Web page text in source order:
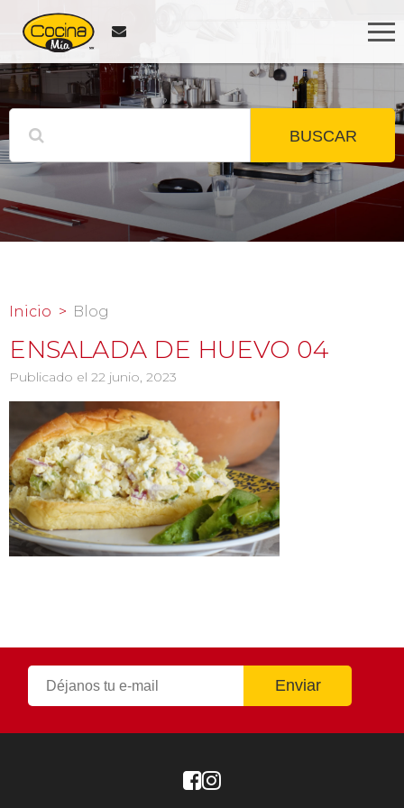
BUSCAR
Inicio Blog
ENSALADA DE HUEVO 04
Publicado el 22 junio, 2023